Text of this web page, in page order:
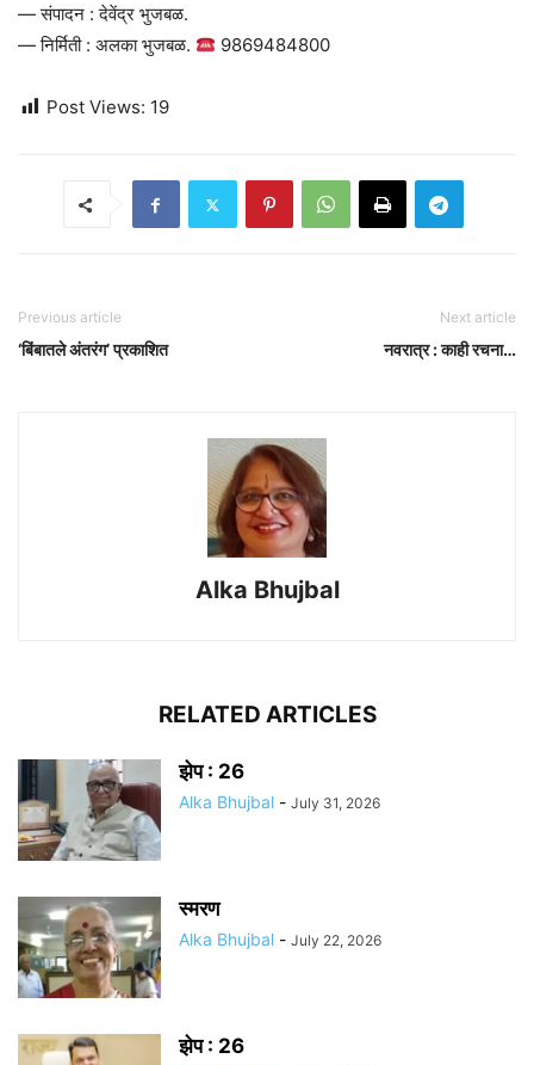
— संपादन : देवेंद्र भुजबळ.
— निर्मिती : अलका भुजबळ.
9869484800
Post Views: 19
Previous article
‘बिंबातले अंतरंग’ प्रकाशित
Next article
नवरात्र : काही रचना…
Alka Bhujbal
RELATED ARTICLES
झेप : 26
Alka Bhujbal - July 31, 2026
स्मरण
Alka Bhujbal - July 22, 2026
झेप : 26